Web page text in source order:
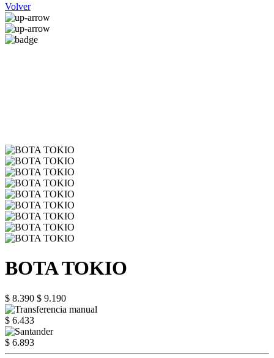
Volver
BOTA TOKIO
$ 8.390 $ 9.190
$ 6.433
$ 6.893